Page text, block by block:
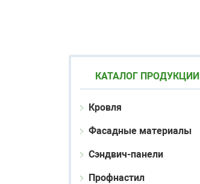
КАТАЛОГ ПРОДУКЦИИ
Кровля
Фасадные материалы
Сэндвич-панели
Профнастил